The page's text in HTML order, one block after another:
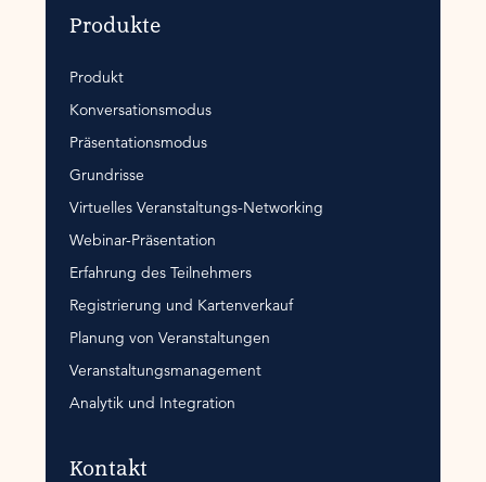
Produkte
Produkt
Konversationsmodus
Präsentationsmodus
Grundrisse
Virtuelles Veranstaltungs-Networking
Webinar-Präsentation
Erfahrung des Teilnehmers
Registrierung und Kartenverkauf
Planung von Veranstaltungen
Veranstaltungsmanagement
Analytik und Integration
Kontakt